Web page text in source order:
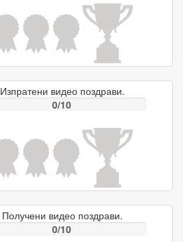
Изпратени видео поздрави.
0/10
Получени видео поздрави.
0/10